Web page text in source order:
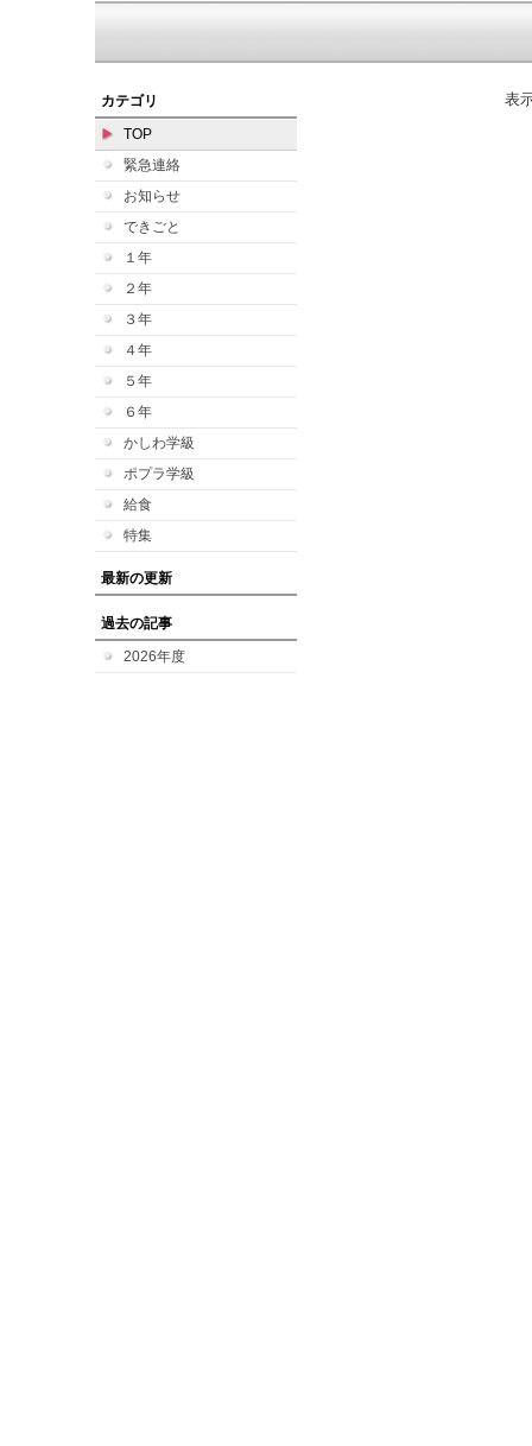
カテゴリ
TOP
緊急連絡
お知らせ
できごと
１年
２年
３年
４年
５年
６年
かしわ学級
ポプラ学級
給食
特集
最新の更新
過去の記事
2026年度
表